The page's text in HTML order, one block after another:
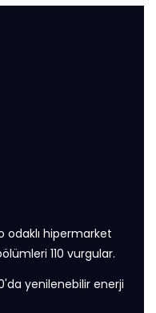
odaklı hipermarket
110 vurgular.
yenilenebilir enerji